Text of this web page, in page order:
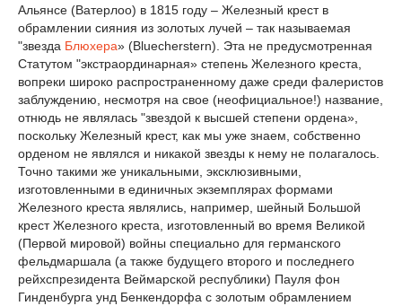
Альянсе (Ватерлоо) в 1815 году – Железный крест в
обрамлении сияния из золотых лучей – так называемая
"звезда Блюхера» (Bluecherstern). Эта не предусмотренная
Статутом "экстраординарная» степень Железного креста,
вопреки широко распространенному даже среди фалеристов
заблуждению, несмотря на свое (неофициальное!) название,
отнюдь не являлась "звездой к высшей степени ордена»,
поскольку Железный крест, как мы уже знаем, собственно
орденом не являлся и никакой звезды к нему не полагалось.
Точно такими же уникальными, эксклюзивными,
изготовленными в единичных экземплярах формами
Железного креста являлись, например, шейный Большой
крест Железного креста, изготовленный во время Великой
(Первой мировой) войны специально для германского
фельдмаршала (а также будущего второго и последнего
рейхспрезидента Веймарской республики) Пауля фон
Гинденбурга унд Бенкендорфа с золотым обрамлением